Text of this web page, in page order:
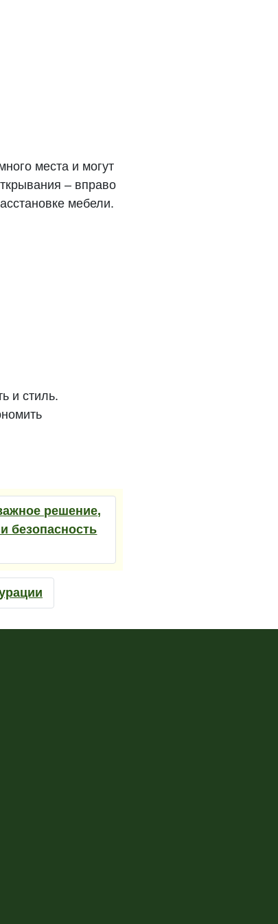
места и могут
– вправо
мебели.
и стиль.
решение,
безопасность